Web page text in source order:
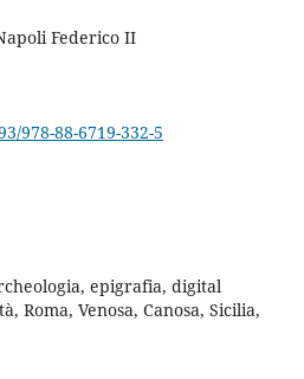
Federico II
978-88-6719-332-5
epigrafia, digital
Roma, Venosa, Canosa, Sicilia,